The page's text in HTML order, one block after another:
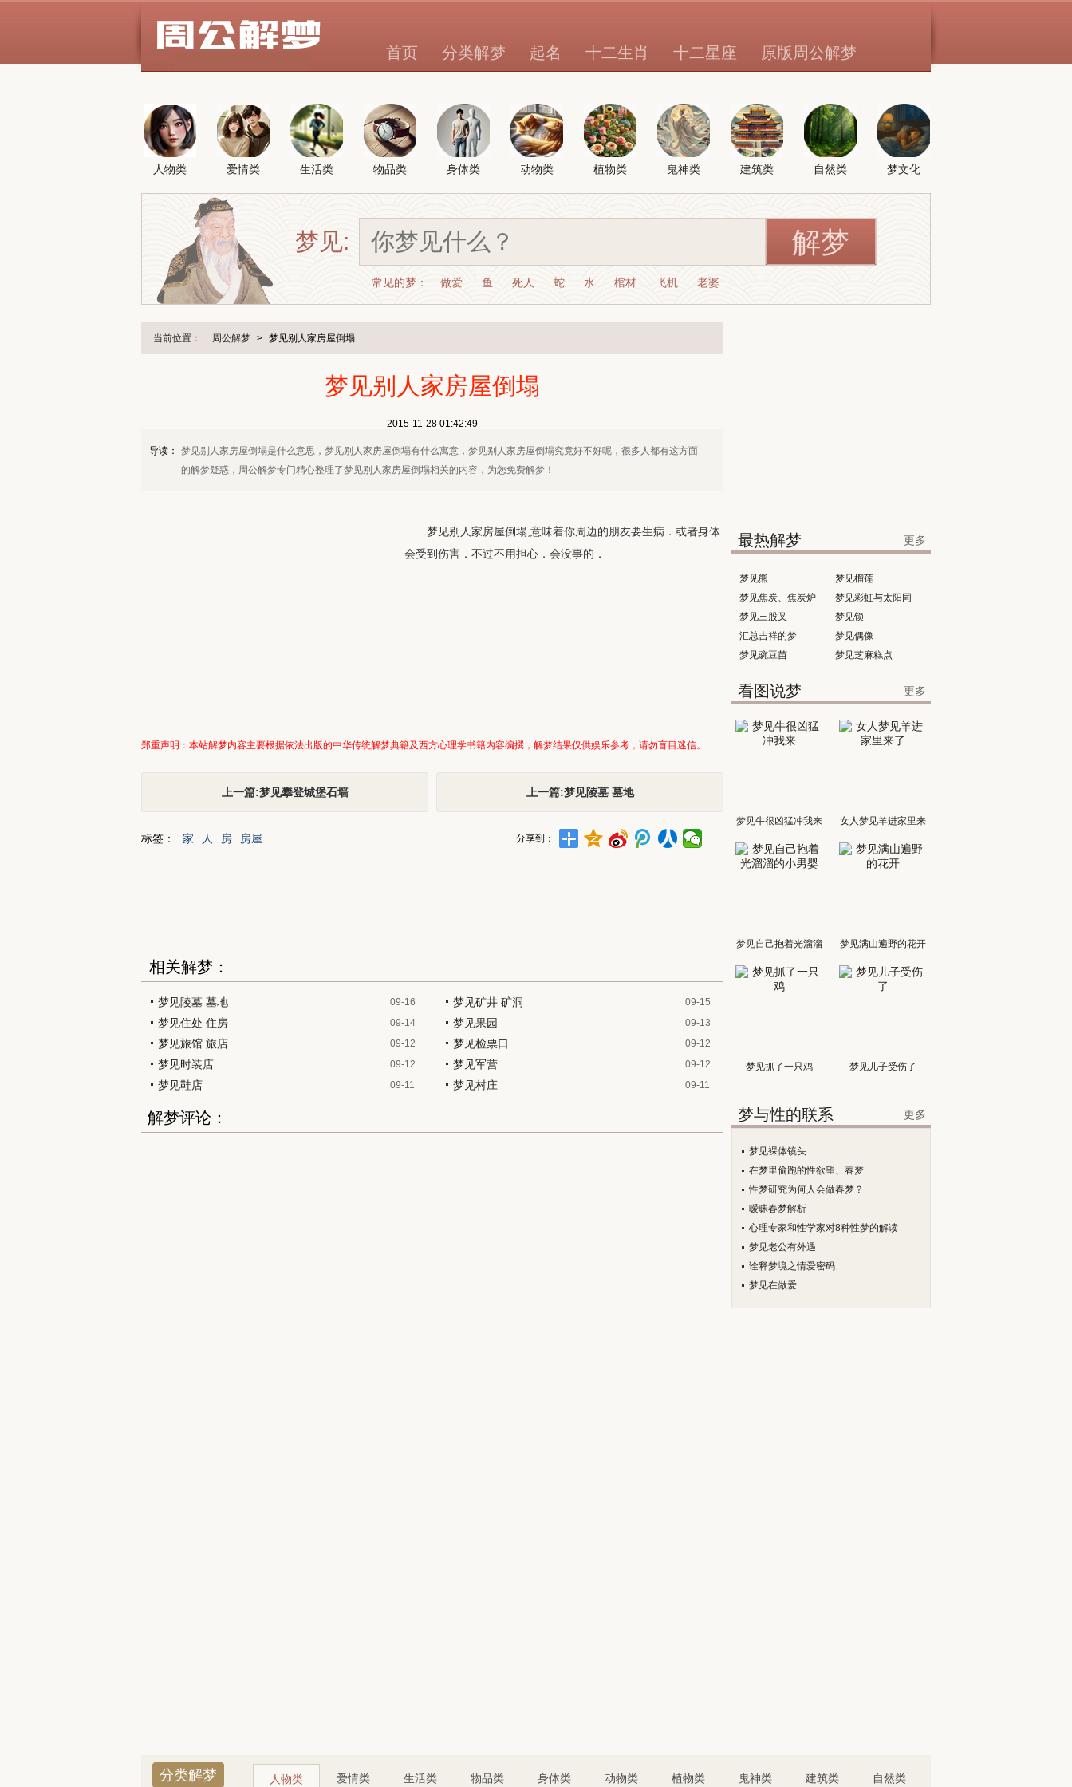
首页 分类解梦 起名 十二生肖 十二星座 原版周公解梦
人物类 爱情类 生活类 物品类 身体类 动物类 植物类 鬼神类 建筑类 自然类 梦文化
梦见:
常见的梦： 做爱 鱼 死人 蛇 水 棺材 飞机 老婆
当前位置： 周公解梦 > 梦见别人家房屋倒塌
梦见别人家房屋倒塌
2015-11-28 01:42:49
导读：
梦见别人家房屋倒塌是什么意思，梦见别人家房屋倒塌有什么寓意，梦见别人家房屋倒塌究竟好不好呢，很多人都有这方面
的解梦疑惑，周公解梦专门精心整理了梦见别人家房屋倒塌相关的内容，为您免费解梦！
梦见别人家房屋倒塌,意味着你周边的朋友要生病．或者身体
会受到伤害．不过不用担心．会没事的．
郑重声明：本站解梦内容主要根据依法出版的中华传统解梦典籍及西方心理学书籍内容编撰，解梦结果仅供娱乐参考，请勿盲目迷信。
上一篇:梦见攀登城堡石墙 上一篇:梦见陵墓 墓地
标签： 家 人 房 房屋 分享到：
相关解梦：
梦见陵墓 墓地 09-16 梦见矿井 矿洞 09-15
梦见住处 住房 09-14 梦见果园 09-13
梦见旅馆 旅店 09-12 梦见检票口 09-12
梦见时装店 09-12 梦见军营 09-12
梦见鞋店 09-11 梦见村庄 09-11
解梦评论：
最热解梦 更多
梦见熊
梦见榴莲
梦见焦炭、焦炭炉
梦见彩虹与太阳同
时出现
梦见三股叉
梦见锁
汇总吉祥的梦
梦见偶像
梦见豌豆苗
梦见芝麻糕点
看图说梦 更多
梦见牛很凶猛冲我来 女人梦见羊进家里来
了
梦见自己抱着光溜溜
的小男婴
梦见满山遍野的花开
梦见抓了一只鸡 梦见儿子受伤了
梦与性的联系 更多
梦见裸体镜头
在梦里偷跑的性欲望、春梦
性梦研究为何人会做春梦？
暧昧春梦解析
心理专家和性学家对8种性梦的解读
梦见老公有外遇
诠释梦境之情爱密码
梦见在做爱
分类解梦 人物类 爱情类 生活类 物品类 身体类 动物类 植物类 鬼神类 建筑类 自然类